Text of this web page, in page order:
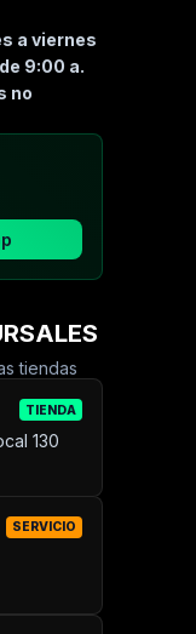
a viernes
9:00 a.
no
tiendas
TIENDA
130
SERVICIO